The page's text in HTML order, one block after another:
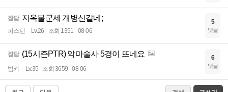
잡담 지옥불군세 개병신같네;
파스턴 Lv.26 조회 1351 08-06
5
댓글
잡담 (15시즌PTR) 악마술사 5경이 뜨네요
범키 Lv.35 조회 3659 08-06
6
댓글